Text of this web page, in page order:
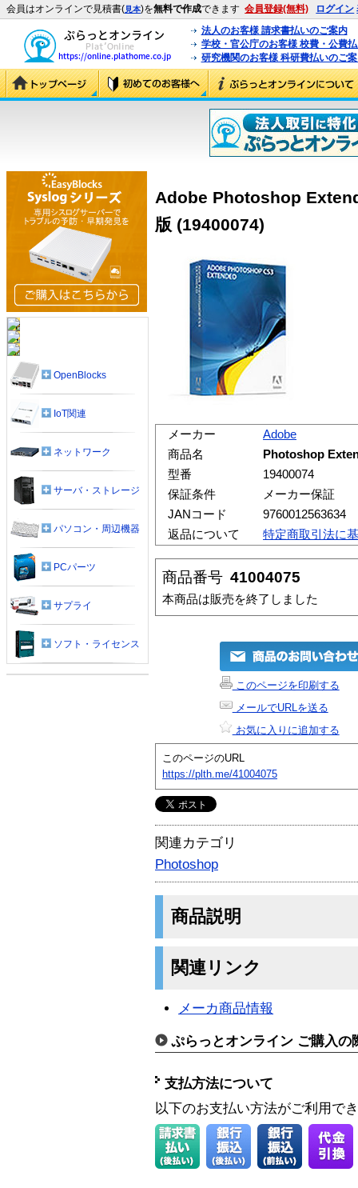
会員はオンラインで見積書(見本)を無料で作成できます 会員登録(無料) ログイン
法人のお客様 請求書払いのご案内
学校・官公庁のお客様 校費・公費
研究機関のお客様 科研費払いのご
Adobe Photoshop
版 (19400074)
メーカー
Adobe
商品名
Photoshop
型番
19400074
保証条件
メーカー保証
JANコード
9760012563634
返品について
特定商取引法に
商品番号 41004075
本商品は販売を終了しました
このページを印刷する
メールでURLを送る
お気に入りに追加する
このページのURL
https://plth.me/41004075
関連カテゴリ
Photoshop
商品説明
関連リンク
メーカ商品情報
ぷらっとオンライン ご購入の
支払方法について
以下のお支払い方法がご利用で
OpenBlocks
IoT関連
ネットワーク
サーバ・ストレージ
パソコン・周辺機器
PCパーツ
サプライ
ソフト・ライセンス